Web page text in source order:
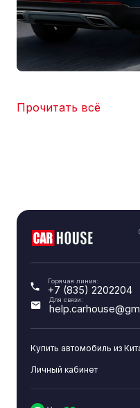
Прочитать всё
Купить автомобиль из
Личный кабинет
Горячая линия:
+7 (835) 2202204
Для связи: